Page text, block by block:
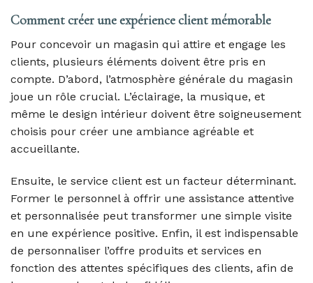
Comment créer une expérience client mémorable
Pour concevoir un magasin qui attire et engage les
clients, plusieurs éléments doivent être pris en
compte. D’abord, l’atmosphère générale du magasin
joue un rôle crucial. L’éclairage, la musique, et
même le design intérieur doivent être soigneusement
choisis pour créer une ambiance agréable et
accueillante.
Ensuite, le service client est un facteur déterminant.
Former le personnel à offrir une assistance attentive
et personnalisée peut transformer une simple visite
en une expérience positive. Enfin, il est indispensable
de personnaliser l’offre produits et services en
fonction des attentes spécifiques des clients, afin de